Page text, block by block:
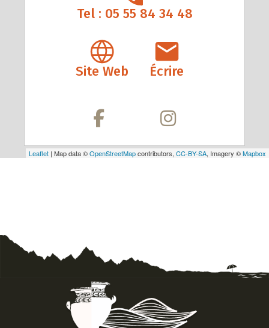
Leaflet | Map data ©OpenStreetMapcontributors, CC-BY-SA, Imagery ©Mapbox
Tel : 05 55 84 34 48
Site Web Écrire